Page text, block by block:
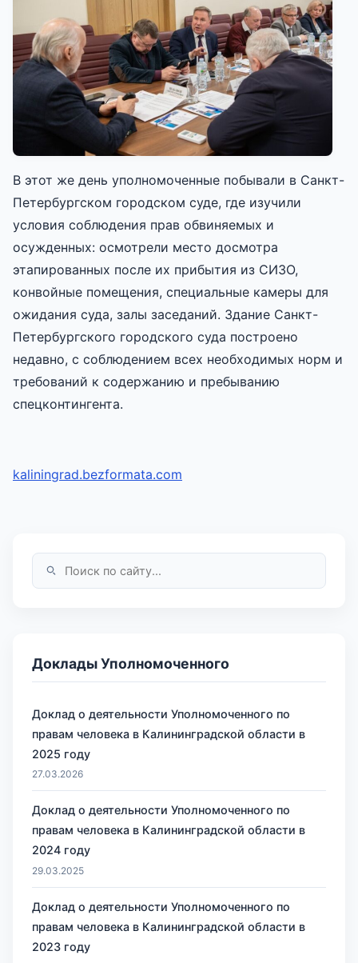
В этот же день уполномоченные побывали в Санкт-
Петербургском городском суде, где изучили
условия соблюдения прав обвиняемых и
осужденных: осмотрели место досмотра
этапированных после их прибытия из СИЗО,
конвойные помещения, специальные камеры для
ожидания суда, залы заседаний. Здание Санкт-
Петербургского городского суда построено
недавно, с соблюдением всех необходимых норм и
требований к содержанию и пребыванию
спецконтингента.
kaliningrad.bezformata.com
Доклады Уполномоченного
Доклад о деятельности Уполномоченного по
правам человека в Калининградской области в
2025 году
27.03.2026
Доклад о деятельности Уполномоченного по
правам человека в Калининградской области в
2024 году
29.03.2025
Доклад о деятельности Уполномоченного по
правам человека в Калининградской области в
2023 году